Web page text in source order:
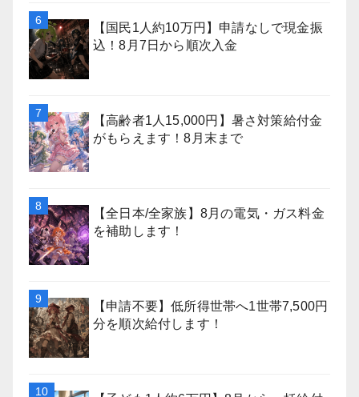
【国民1人約10万円】申請なしで現金振
込！8月7日から順次入金
【高齢者1人15,000円】暑さ対策給付金
がもらえます！8月末まで
【全日本/全家族】8月の電気・ガス料金
を補助します！
【申請不要】低所得世帯へ1世帯7,500円
分を順次給付します！